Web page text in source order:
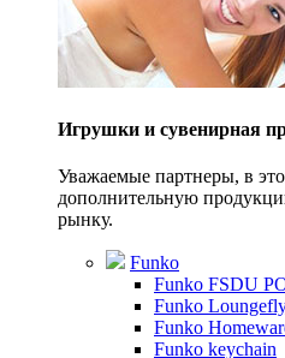
Игрушки и сувенирная
Уважаемые партнеры, в
дополнительную
рынку.
Funko
Funko FSDU
Funko
Funko
Funko keychain